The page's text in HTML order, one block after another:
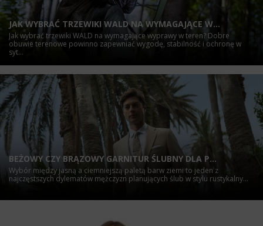
JAK WYBRAĆ TRZEWIKI WALD NA WYMAGAJĄCE W...
Jak wybrać trzewiki WALD na wymagające wyprawy w teren? Dobre
obuwie terenowe powinno zapewniać wygodę, stabilność i ochronę w
syt...
BEŻOWY CZY BRĄZOWY GARNITUR ŚLUBNY DLA P...
Wybór między jasną a ciemniejszą paletą barw ziemi to jeden z
najczęstszych dylematów mężczyzn planujących ślub w stylu rustykalny...